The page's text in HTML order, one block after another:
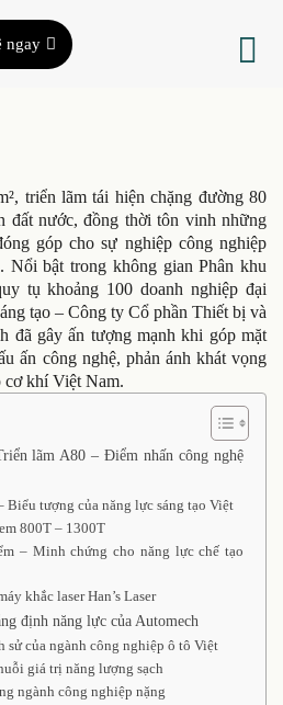
ngay
triển lãm tái hiện chặng đường 80
đất nước, đồng thời tôn vinh những
góp cho sự nghiệp công nghiệp
Nổi bật trong không gian Phân khu
tụ khoảng 100 doanh nghiệp đại
tạo – Công ty Cổ phần Thiết bị và
đã gây ấn tượng mạnh khi góp mặt
ấn công nghệ, phản ánh khát vọng
cơ khí Việt Nam.
lãm A80 – Điểm nhấn công nghệ
Biểu tượng của năng lực sáng tạo Việt
800T – 1300T
– Minh chứng cho năng lực chế tạo
khắc laser Han’s Laser
định năng lực của Automech
sử của ngành công nghiệp ô tô Việt
giá trị năng lượng sạch
ngành công nghiệp nặng